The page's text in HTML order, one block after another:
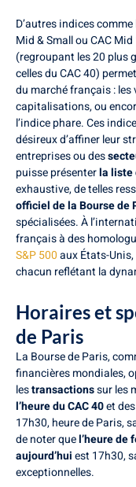
D’autres indices comme
Mid & Small ou CAC Mid
(regroupant les 20 plus
celles du CAC 40)
du marché français : les
capitalisations, ou
l’indice phare. Ces
désireux d’affiner leur
entreprises ou des
puisse présenterla liste
exhaustive, de telles
officiel de la Bourse de
spécialisées. À
français à des
S&P 500aux États-Unis,
chacun reflétant la
Horaires et
de Paris
La Bourse de Paris,
financières mondiales,
lestransactionssur les
l’heure du CAC 40et
17h30, heure de Paris,
de noter quel’heure de
aujourd’huiest 17h30,
exceptionnelles.